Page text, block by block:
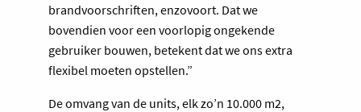
brandvoorschriften, enzovoort. Dat we
bovendien voor een voorlopig ongekende
gebruiker bouwen, betekent dat we ons extra
flexibel moeten opstellen.”
De omvang van de units, elk zo’n 10.000 m2,